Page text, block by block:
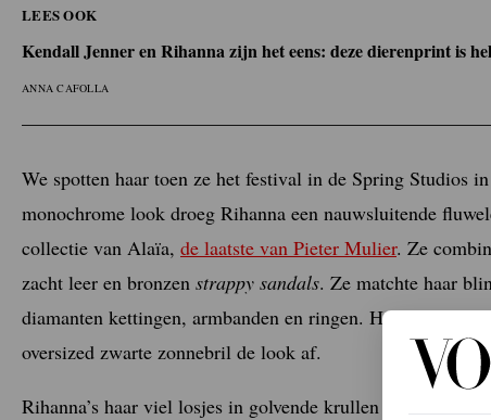
LEES OOK
Kendall Jenner en Rihanna zijn het eens: deze dierenprint is
ANNA CAFOLLA
We spotten haar toen ze het festival in de Spring Studios
monochrome look droeg Rihanna een nauwsluitende
collectie van Alaïa, de laatste van Pieter Mulier. Ze
zacht leer en bronzen strappy sandals. Ze matchte haar
diamanten kettingen, armbanden en ringen. Hoewel er
oversized zwarte zonnebril de look af.
Rihanna’s haar viel losjes in golvende krullen en ze koos